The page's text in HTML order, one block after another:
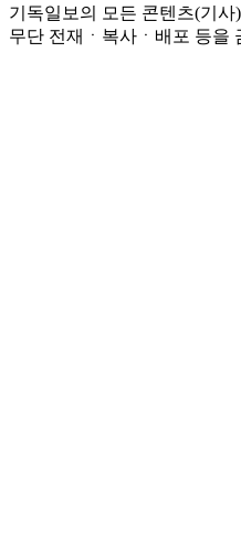
기독일보의 모든 콘텐츠(기
무단 전재ㆍ복사ㆍ배포 등을